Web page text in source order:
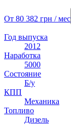
От 80 382 грн / мес
Год выпуска
2012
Наработка
5000
Состояние
Б/у
КПП
Механика
Топливо
Дизель